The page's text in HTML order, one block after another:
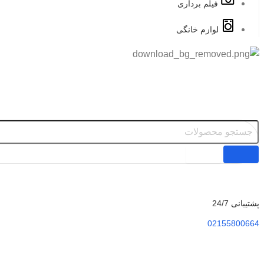
فیلم برداری
لوازم خانگی
پشتیبانی 24/7
02155800664